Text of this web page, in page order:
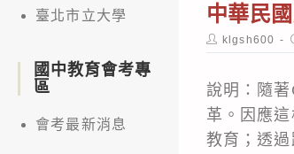
中華民
Post
author:
klgsh600
說明：隨
革。因應
教育；透
臺北市立大學
國中教育會考專
區
會考最新消息